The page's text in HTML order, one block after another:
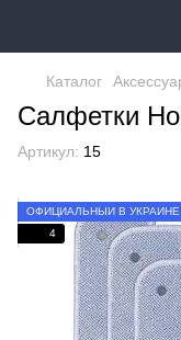
Каталог
Салфетки
Артикул: 15
ОФИЦИАЛЬНЫЙ В УКРАИНЕ
4